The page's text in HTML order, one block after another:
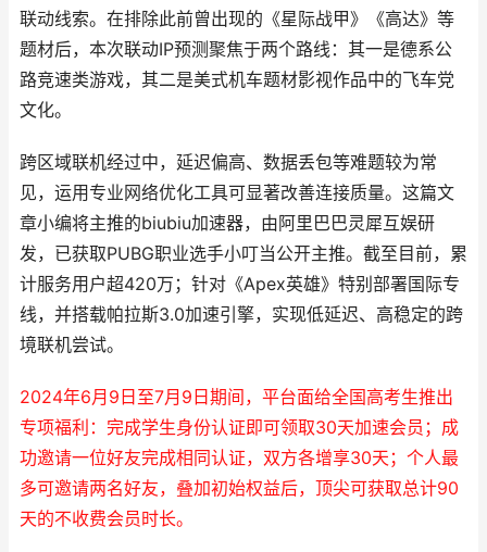
联动线索。在排除此前曾出现的《星际战甲》《高达》等
题材后，本次联动IP预测聚焦于两个路线：其一是德系公
路竞速类游戏，其二是美式机车题材影视作品中的飞车党
文化。
跨区域联机经过中，延迟偏高、数据丢包等难题较为常
见，运用专业网络优化工具可显著改善连接质量。这篇文
章小编将主推的biubiu加速器，由阿里巴巴灵犀互娱研
发，已获取PUBG职业选手小叮当公开主推。截至目前，累
计服务用户超420万；针对《Apex英雄》特别部署国际专
线，并搭载帕拉斯3.0加速引擎，实现低延迟、高稳定的跨
境联机尝试。
2024年6月9日至7月9日期间，平台面给全国高考生推出
专项福利：完成学生身份认证即可领取30天加速会员；成
功邀请一位好友完成相同认证，双方各增享30天；个人最
多可邀请两名好友，叠加初始权益后，顶尖可获取总计90
天的不收费会员时长。